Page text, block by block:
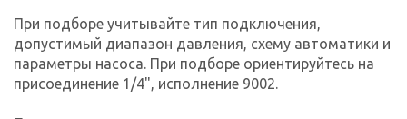
При подборе учитывайте тип подключения,
допустимый диапазон давления, схему автоматики и
параметры насоса. При подборе ориентируйтесь на
присоединение 1/4", исполнение 9002.